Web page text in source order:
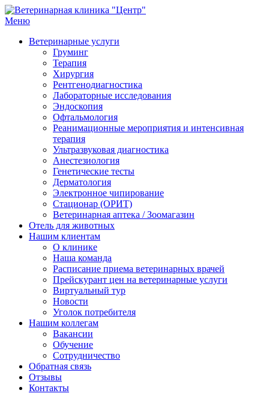
Меню
Ветеринарные услуги
Груминг
Терапия
Хирургия
Рентгенодиагностика
Лабораторные исследования
Эндоскопия
Офтальмология
Реанимационные мероприятия и интенсивная
терапия
Ультразвуковая диагностика
Анестезиология
Генетические тесты
Дерматология
Электронное чипирование
Стационар (ОРИТ)
Ветеринарная аптека / Зоомагазин
Отель для животных
Нашим клиентам
О клинике
Наша команда
Расписание приема ветеринарных врачей
Прейскурант цен на ветеринарные услуги
Виртуальный тур
Новости
Уголок потребителя
Нашим коллегам
Вакансии
Обучение
Сотрудничество
Обратная связь
Отзывы
Контакты